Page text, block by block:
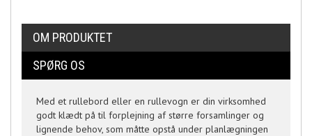
OM PRODUKTET
SPØRG OS
Med et rullebord eller en rullevogn er din virksomhed
godt klædt på til forplejning af større forsamlinger og
lignende behov, som måtte opstå under planlægningen